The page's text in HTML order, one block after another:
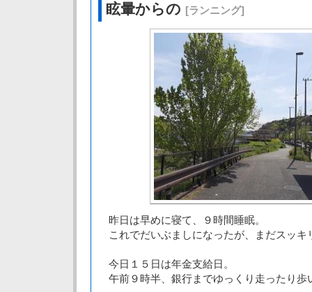
眩暈からの [ランニング]
昨日は早めに寝て、９時間睡眠。
これでだいぶましになったが、まだスッキ
今日１５日は年金支給日。
午前９時半、銀行までゆっくり走ったり歩